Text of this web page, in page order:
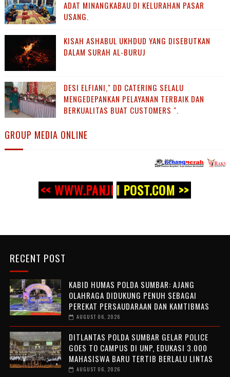
ADAT MINANGKABAU DI KELURAHAN PASAR
USANG.
KISAH ASHABUL UKHDUD YANG DISEBUTKAN
DALAM SURAH AL-BURUJ
DESI ELFIANI," DD CATERING SELALU
MENGEDEPANKAN PELAYANAN TERBAIK DAN
BERKUALITAS BUAT CUSTOMERS ".
GROUP MEDIA ONLINE
WWW.PANJI POST.COM >><< WWW.PANJI POST.COM >>
RECENT POST
KABID HUMAS POLDA SUMBAR: AJANG
OLAHRAGA DIDUKUNG PENUH SEBAGAI
PEREKAT PERSAUDARAAN DAN KAMTIBMAS
AUGUST 06, 2026
DITLANTAS POLDA SUMBAR GELAR POLICE
GOES TO CAMPUS DI UNP, EDUKASI 3.000
MAHASISWA BARU TERTIB BERLALU LINTAS
AUGUST 06, 2026